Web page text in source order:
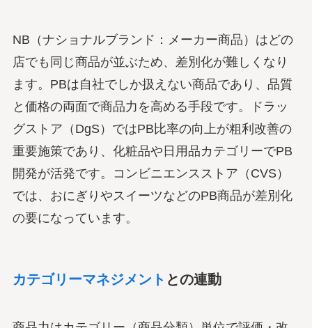
NB（ナショナルブランド：メーカー商品）はどの
店でも同じ商品が並ぶため、差別化が難しくなり
ます。PBは自社でしか扱えない商品であり、品質
と価格の両面で商品力を高める手段です。ドラッ
グストア（DgS）ではPB比率の向上が粗利改善の
重要施策であり、化粧品や日用品カテゴリーでPB
開発が活発です。コンビニエンスストア（CVS）
では、おにぎりやスイーツなどのPB商品が差別化
の要になっています。
カテゴリーマネジメント との連動